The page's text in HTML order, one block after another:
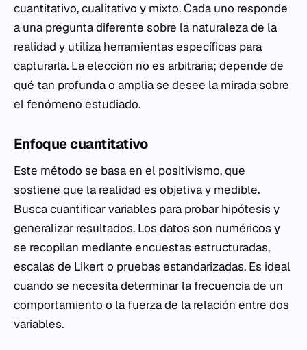
cuantitativo, cualitativo y mixto. Cada uno responde
a una pregunta diferente sobre la naturaleza de la
realidad y utiliza herramientas específicas para
capturarla. La elección no es arbitraria; depende de
qué tan profunda o amplia se desee la mirada sobre
el fenómeno estudiado.
Enfoque cuantitativo
Este método se basa en el positivismo, que
sostiene que la realidad es objetiva y medible.
Busca cuantificar variables para probar hipótesis y
generalizar resultados. Los datos son numéricos y
se recopilan mediante encuestas estructuradas,
escalas de Likert o pruebas estandarizadas. Es ideal
cuando se necesita determinar la frecuencia de un
comportamiento o la fuerza de la relación entre dos
variables.